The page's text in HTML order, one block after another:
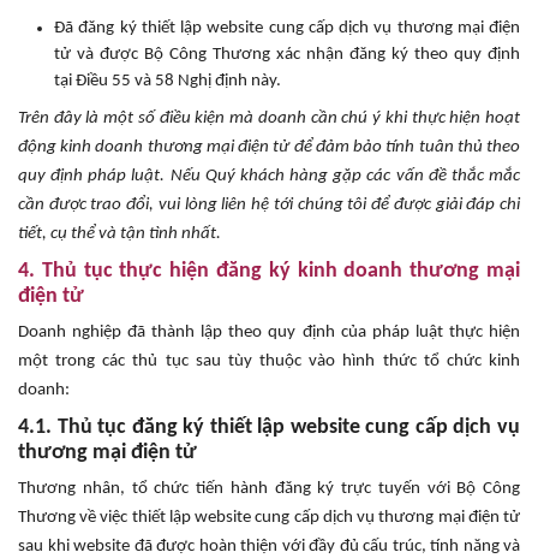
Đã đăng ký thiết lập website cung cấp dịch vụ thương mại điện
tử và được Bộ Công Thương xác nhận đăng ký theo quy định
tại Điều 55 và 58 Nghị định này.
Trên đây là một số điều kiện mà doanh cần chú ý khi thực hiện hoạt
động kinh doanh thương mại điện tử để đảm bảo tính tuân thủ theo
quy định pháp luật. Nếu Quý khách hàng gặp các vấn đề thắc mắc
cần được trao đổi, vui lòng liên hệ tới chúng tôi để được giải đáp chi
tiết, cụ thể và tận tình nhất.
4. Thủ tục thực hiện đăng ký kinh doanh thương mại
điện tử
Doanh nghiệp đã thành lập theo quy định của pháp luật thực hiện
một trong các thủ tục sau tùy thuộc vào hình thức tổ chức kinh
doanh:
4.1. Thủ tục đăng ký thiết lập website cung cấp dịch vụ
thương mại điện tử
Thương nhân, tổ chức tiến hành đăng ký trực tuyến với Bộ Công
Thương về việc thiết lập website cung cấp dịch vụ thương mại điện tử
sau khi website đã được hoàn thiện với đầy đủ cấu trúc, tính năng và